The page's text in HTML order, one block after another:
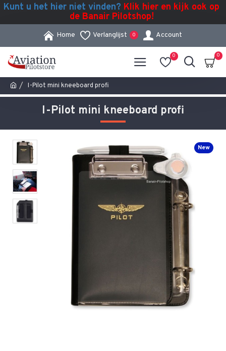
Kunt u het hier niet vinden? Klik hier en kijk ook op
de Banair Pilotshop!
Home Verlanglijst 0 Account
0 0
I-Pilot mini kneeboard profi
I-Pilot mini kneeboard profi
New